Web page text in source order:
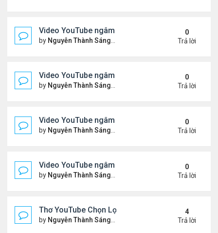
Video YouTube ngâm bài Thơ Nhạc: Ngậm Ngùi
by Nguyễn Thành Sáng Thứ 7 Tháng 3 14, 2026 7:14
0
Trả lời
Video YouTube ngâm bài Thơ Nhạc: Tiếng Tơ
by Nguyễn Thành Sáng Thứ 3 Tháng 3 10, 2026 7:27
0
Trả lời
Video YouTube ngâm bài Thơ Nhạc: Xin Hãy Cho
by Nguyễn Thành Sáng Thứ 7 Tháng 3 07, 2026 6:39
0
Trả lời
Video YouTube ngâm bài Thơ Nhạc: Chiếc Bóng
by Nguyễn Thành Sáng Thứ 4 Tháng 3 04, 2026 6:38
0
Trả lời
Thơ YouTube Chọn Lọc - Nhất Lang (1)
by Nguyễn Thành Sáng Thứ 3 Tháng 2 17, 2026 7:33
4
Trả lời